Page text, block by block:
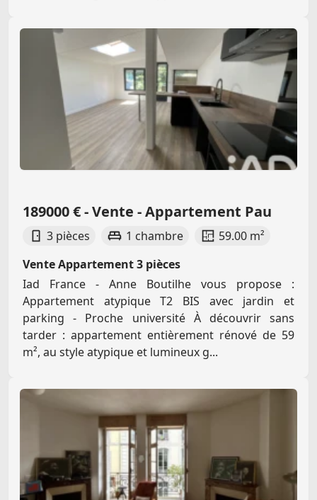
189000 € - Vente - Appartement Pau
3 pièces 1 chambre
59.00 m²
Vente Appartement 3 pièces
Iad France - Anne Boutilhe vous propose :
Appartement atypique T2 BIS avec jardin et
parking - Proche université À découvrir sans
tarder : appartement entièrement rénové de 59
m², au style atypique et lumineux g...